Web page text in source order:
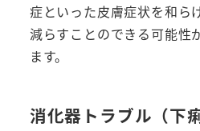
症といった皮膚症状を和ら
減らすことのできる可能性
ます。
消化器トラブル（下